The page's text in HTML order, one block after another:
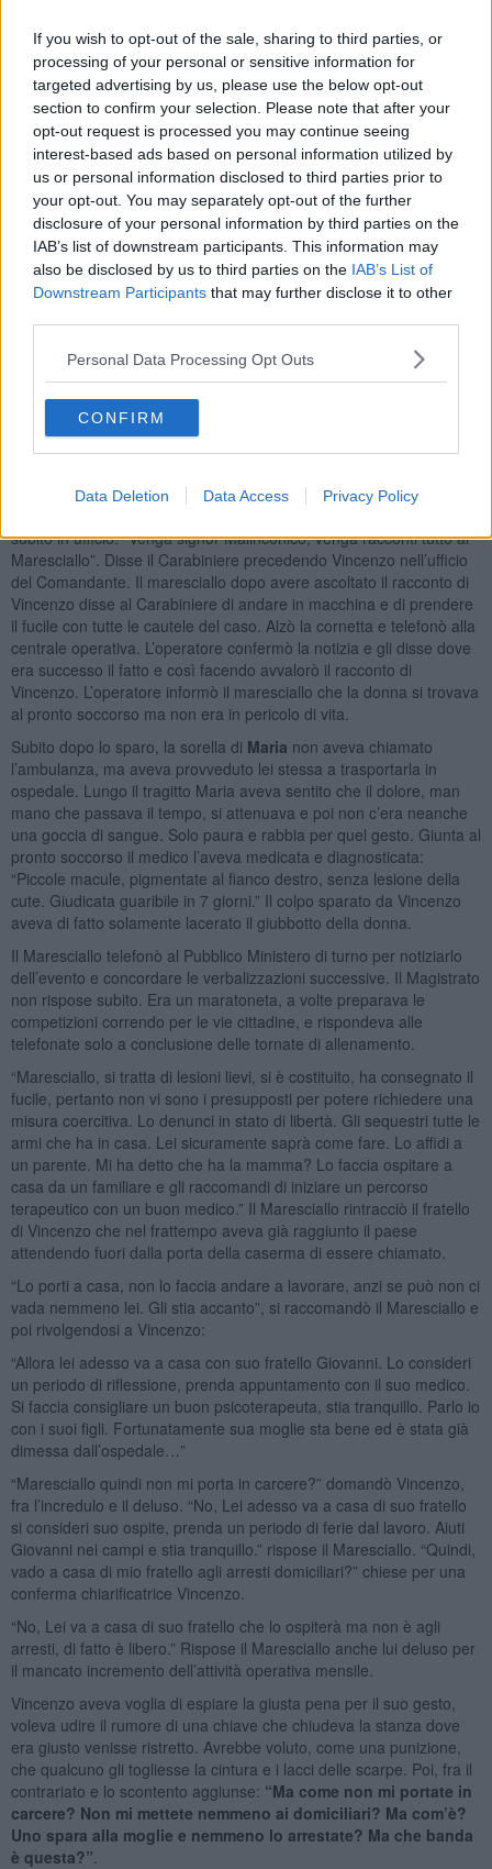
If you wish to opt-out of the sale, sharing to third parties, or
processing of your personal or sensitive information for
targeted advertising by us, please use the below opt-out
section to confirm your selection. Please note that after your
opt-out request is processed you may continue seeing
interest-based ads based on personal information utilized by
us or personal information disclosed to third parties prior to
your opt-out. You may separately opt-out of the further
disclosure of your personal information by third parties on the
IAB’s list of downstream participants. This information may
also be disclosed by us to third parties on the IAB’s List of
Downstream Participants that may further disclose it to other
Personal Data Processing Opt Outs
CONFIRM
Data Deletion Data Access Privacy Policy
di andare a trovare l’anziana madre che ultimamente aveva
trascurato: sicuramente avrebbe avuto un rimprovero da fargli ma
anche una parola di conforto. Infine si fermò davanti alla Caserma
dei Carabinieri. Suonò a lungo alla porta della Caserma. “Questi
non ci sono mai” pensò, prendendo in contemporanea il cellulare
per comporre il 112 e spiegare la sua intenzione di costituirsi.
Aveva sparato alla moglie. Voleva essere arrestato così com’era
giusto che fosse. La porta della caserma si aprì all’improvviso e
apparve un ragazzo, un giovane Carabinieri di leva, forse aveva
potuto avere vent’anni, qualcuno in più dei sui figli. Accennò con il
viso per conoscere il motivo della sua visita. “Sì mi dica?” domandò
il Carabiniere. “Ho sparato a mia moglie, sono venuto per essere
arrestato. In macchina c’è il fucile” rispose Vincenzo.
prevedendo il rinvio, a data da destinarsi, del suo permesso
settimanale.
“Entri e si sieda qui.” disse il Carabiniere indicandogli una poltrona
in similpelle, color mosto rancido.
dell’alloggio di servizio, chiamò il Maresciallo. “Scenda c’è un tizio
subito in ufficio. “Venga signor Malinconico, venga racconti tutto al
Maresciallo”. Disse il Carabiniere precedendo Vincenzo nell’ufficio
del Comandante. Il maresciallo dopo avere ascoltato il racconto di
Vincenzo disse al Carabiniere di andare in macchina e di prendere
il fucile con tutte le cautele del caso. Alzò la cornetta e telefonò alla
centrale operativa. L’operatore confermò la notizia e gli disse dove
era successo il fatto e così facendo avvalorò il racconto di
Vincenzo. L’operatore informò il maresciallo che la donna si trovava
al pronto soccorso ma non era in pericolo di vita.
Subito dopo lo sparo, la sorella di Maria non aveva chiamato
l’ambulanza, ma aveva provveduto lei stessa a trasportarla in
ospedale. Lungo il tragitto Maria aveva sentito che il dolore, man
mano che passava il tempo, si attenuava e poi non c’era neanche
una goccia di sangue. Solo paura e rabbia per quel gesto. Giunta al
pronto soccorso il medico l’aveva medicata e diagnosticata:
“Piccole macule, pigmentate al fianco destro, senza lesione della
cute. Giudicata guaribile in 7 giorni.” Il colpo sparato da Vincenzo
aveva di fatto solamente lacerato il giubbotto della donna.
Il Maresciallo telefonò al Pubblico Ministero di turno per notiziarlo
dell’evento e concordare le verbalizzazioni successive. Il Magistrato
non rispose subito. Era un maratoneta, a volte preparava le
competizioni correndo per le vie cittadine, e rispondeva alle
telefonate solo a conclusione delle tornate di allenamento.
“Maresciallo, si tratta di lesioni lievi, si è costituito, ha consegnato il
fucile, pertanto non vi sono i presupposti per potere richiedere una
misura coercitiva. Lo denunci in stato di libertà. Gli sequestri tutte le
armi che ha in casa. Lei sicuramente saprà come fare. Lo affidi a
un parente. Mi ha detto che ha la mamma? Lo faccia ospitare a
casa da un familiare e gli raccomandi di iniziare un percorso
terapeutico con un buon medico.” Il Maresciallo rintracciò il fratello
di Vincenzo che nel frattempo aveva già raggiunto il paese
attendendo fuori dalla porta della caserma di essere chiamato.
“Lo porti a casa, non lo faccia andare a lavorare, anzi se può non ci
vada nemmeno lei. Gli stia accanto”, si raccomandò il Maresciallo e
poi rivolgendosi a Vincenzo:
“Allora lei adesso va a casa con suo fratello Giovanni. Lo consideri
un periodo di riflessione, prenda appuntamento con il suo medico.
Si faccia consigliare un buon psicoterapeuta, stia tranquillo. Parlo io
con i suoi figli. Fortunatamente sua moglie sta bene ed è stata già
dimessa dall’ospedale…”
“Maresciallo quindi non mi porta in carcere?” domandò Vincenzo,
fra l’incredulo e il deluso. “No, Lei adesso va a casa di suo fratello
si consideri suo ospite, prenda un periodo di ferie dal lavoro. Aiuti
Giovanni nei campi e stia tranquillo.” rispose il Maresciallo. “Quindi,
vado a casa di mio fratello agli arresti domiciliari?” chiese per una
conferma chiarificatrice Vincenzo.
“No, Lei va a casa di suo fratello che lo ospiterà ma non è agli
arresti, di fatto è libero.” Rispose il Maresciallo anche lui deluso per
il mancato incremento dell’attività operativa mensile.
Vincenzo aveva voglia di espiare la giusta pena per il suo gesto,
voleva udire il rumore di una chiave che chiudeva la stanza dove
era giusto venisse ristretto. Avrebbe voluto, come una punizione,
che qualcuno gli togliesse la cintura e i lacci delle scarpe. Poi, fra il
contrariato e lo scontento aggiunse: “Ma come non mi portate in
carcere? Non mi mettete nemmeno ai domiciliari? Ma com’è?
Uno spara alla moglie e nemmeno lo arrestate? Ma che banda
è questa?”